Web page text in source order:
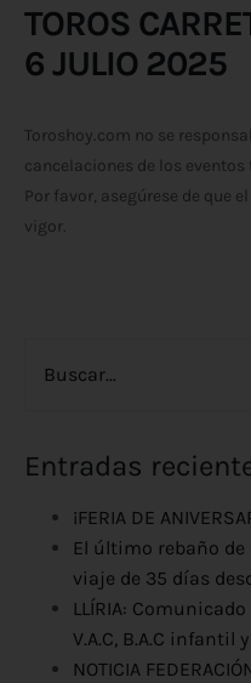
TOROS
6 JULIO 2025
Toroshoy.com no se
cancelaciones de los eventos
Por favor, asegúrese de que
vigor.
Entradas
¡FERIA DE
El último rebaño
viaje de 35 días
LLÍRIA:
V.A.C, B.A.C infantil
NOTICIA